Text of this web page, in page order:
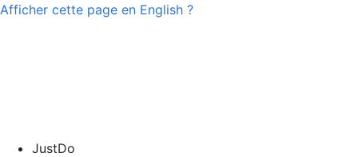
Afficher cette page en English ?
JustDo